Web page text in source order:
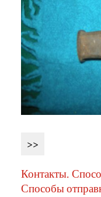
>>
Контакты.
Способы